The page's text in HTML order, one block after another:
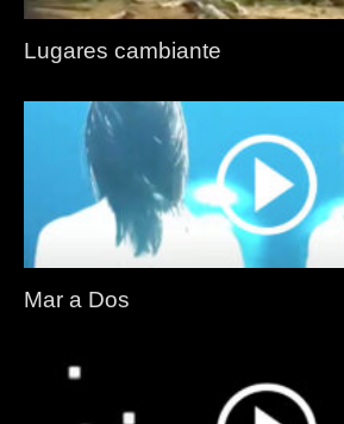
Lugares cambiante
Mar a Dos